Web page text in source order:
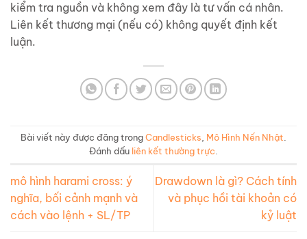
kiểm tra nguồn và không xem đây là tư vấn cá nhân.
Liên kết thương mại (nếu có) không quyết định kết
luận.
Bài viết này được đăng trongCandlesticks, Mô Hình Nến Nhật.
Đánh dấu liên kết thường trực.
mô hình harami cross: ý
nghĩa, bối cảnh mạnh và
cách vào lệnh + SL/TP
Drawdown là gì? Cách tính
và phục hồi tài khoản có
kỷ luật